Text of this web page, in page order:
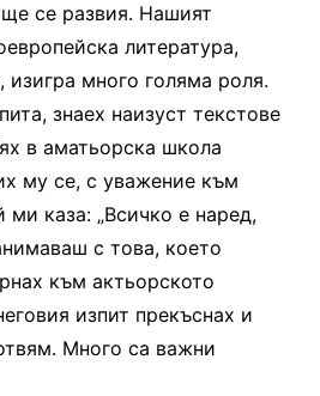
се развия. Нашият
литература,
много голяма роля.
знаех наизуст текстове
в аматьорска школа
му се, с уважение към
ми каза: „Всичко е наред,
с това, което
към актьорското
изпит прекъснах и
Много са важни